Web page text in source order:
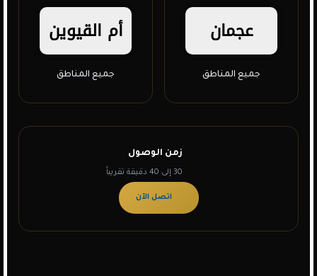
عجمان
جميع المناطق
أم القيوين
جميع المناطق
زمن الوصول
30 إلى 40 دقيقة تقريباً
اتصل الآن